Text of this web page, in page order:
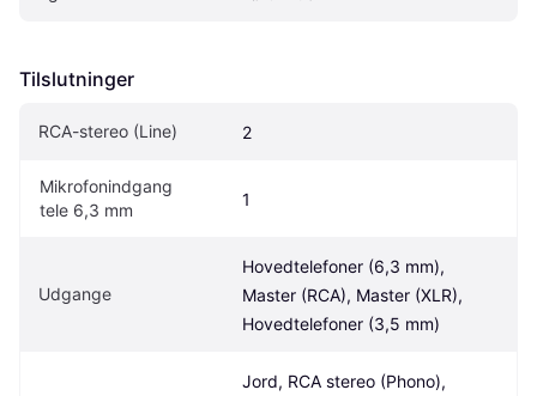
Tilslutninger
RCA-stereo (Line) 2
Mikrofonindgang
tele 6,3 mm
1
Udgange
Hovedtelefoner (6,3 mm),
Master (RCA), Master (XLR),
Hovedtelefoner (3,5 mm)
Jord, RCA stereo (Phono),